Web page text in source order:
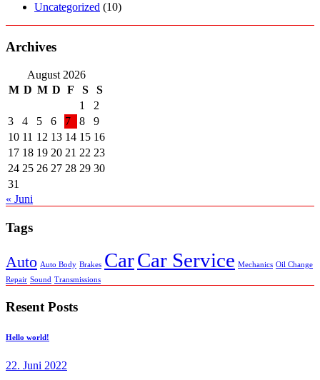
Uncategorized (10)
Archives
August 2026
M D M D F S
S
1
2
3
4 5 6 7 8
9
10 11 12 13 14 15 16
17 18 19 20 21 22 23
24 25 26 27 28 29 30
31
« Juni
Tags
Auto Auto Body Brakes CarCar Service Mechanics Oil Change
Repair Sound Transmissions
Resent Posts
Hello world!
22. Juni 2022